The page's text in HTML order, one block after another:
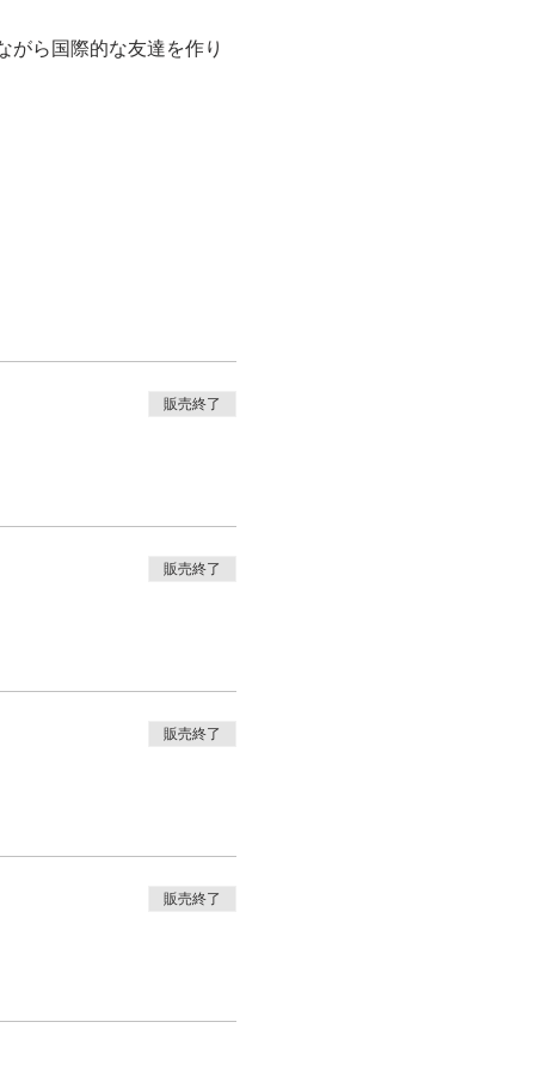
ら国際的な友達を作り
販売終了
販売終了
販売終了
販売終了